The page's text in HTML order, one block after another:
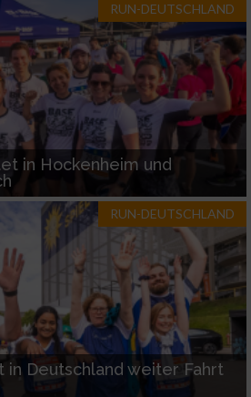
RUN-DEUTSCHLAND
in Hockenheim und
RUN-DEUTSCHLAND
in Deutschland weiter Fahrt